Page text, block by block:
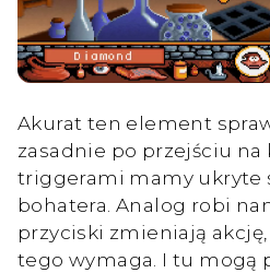
Akurat ten element
zasadnie po przejściu
triggerami mamy ukryte
bohatera. Analog robi
przyciski zmieniają
tego wymaga. I tu mogą